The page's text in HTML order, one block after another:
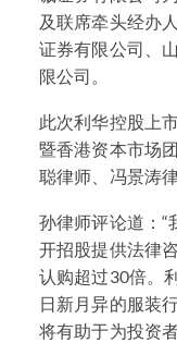
及联席牵头经办
证券有限公司、
限公司。
此次利华控股上
暨香港资本市场
聪律师、冯景涛
孙律师评论道：“
开招股提供法律
认购超过30倍。
日新月异的服装
将有助于为投资